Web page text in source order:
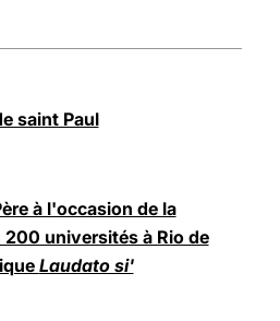
saint Paul
à l'occasion de la
universités à Rio de
Laudato si'